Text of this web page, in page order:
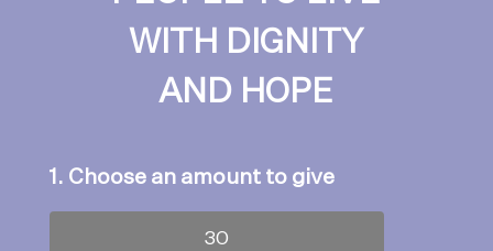
WITH DIGNITY
AND HOPE
1. Choose an amount to give
30